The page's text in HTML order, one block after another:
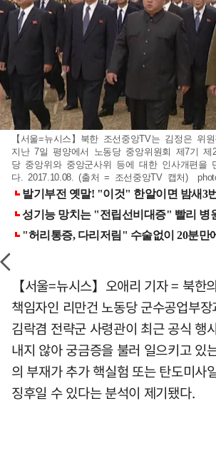
【서울=뉴시스】북한 조선중앙TV는 김정은 위
지난 7일 평양에서 노동당 중앙위원회 제7기 제
당 중앙위와 중앙군사위 등에 대한 인사개편을
다. 2017.10.08. (출처 = 조선중앙TV 캡처)
【서울=뉴시스】오애리 기자 = 북한
책임자인 리만건 노동당 군수공업부
김락겸 전략군 사령관이 최근 공식 행
내지 않아 궁금증을 불러 일으키고 있
의 부재가 추가 핵실험 또는 탄도미사
징후일 수 있다는 분석이 제기됐다.